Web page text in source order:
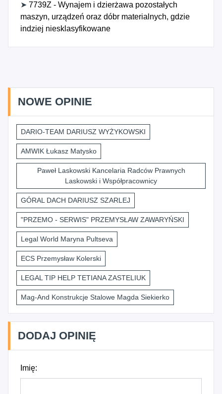
➤ 7739Z - Wynajem i dzierżawa pozostałych
maszyn, urządzeń oraz dóbr materialnych, gdzie
indziej niesklasyfikowane
NOWE OPINIE
DARIO-TEAM DARIUSZ WYŻYKOWSKI
AMWIK Łukasz Matysko
Paweł Laskowski Kancelaria Radców Prawnych
Laskowski i Współpracownicy
GÓRAL DACH DARIUSZ SZARLEJ
"PRZEMO - SERWIS" PRZEMYSŁAW ZAWARYŃSKI
Legal World Maryna Pultseva
ECS Przemysław Kolerski
LEGAL TIP HELP TETIANA ZASTELIUK
Mag-And Konstrukcje Stalowe Magda Siekierko
DODAJ OPINIĘ
Imię: